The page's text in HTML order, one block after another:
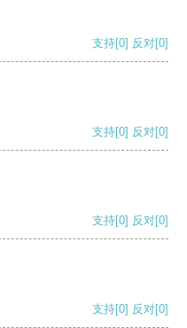
支持[0] 反对[0]
支持[0] 反对[0]
支持[0] 反对[0]
支持[0] 反对[0]